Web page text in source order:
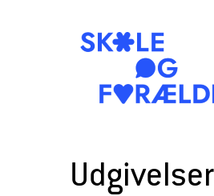
k
Udgivelser